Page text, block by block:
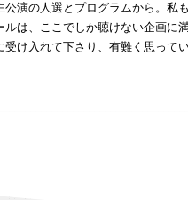
公演の人選とプログラムから。私
ルは、ここでしか聴けない企画に
受け入れて下さり、有難く思って